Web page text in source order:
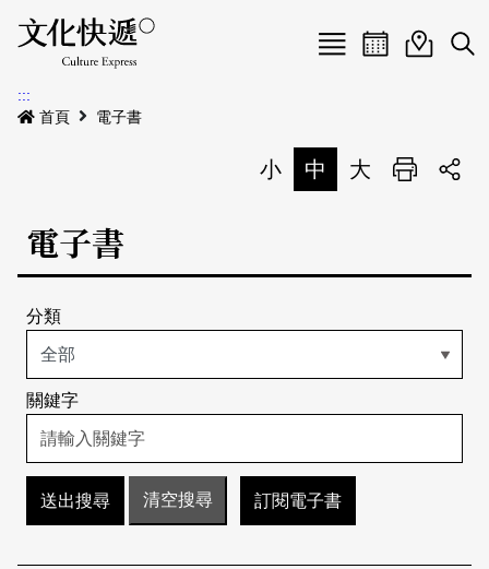
Menu
最新公告
本期專題
歷史專題
活動特區
活動列表
關於我們
刊物索取地點
訂閱文化快遞
刊登活動
網站導覽
日本語 登入/註冊
活動日曆活動地圖
展
:::
首頁
電子書
小 中 大 列印
電子書
分類
關鍵字
訂閱電子書